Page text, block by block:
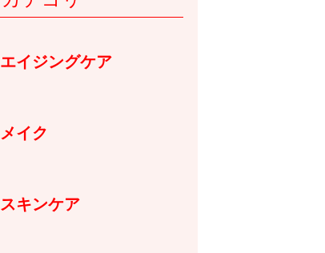
エイジングケア
メイク
スキンケア